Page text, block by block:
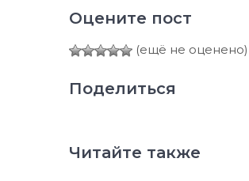
Оцените пост
(ещё не оценено)
Поделиться
Читайте также